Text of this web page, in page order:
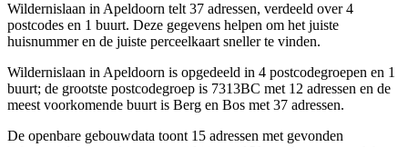
Wildernislaan in Apeldoorn telt 37 adressen, verdeeld over 4
postcodes en 1 buurt. Deze gegevens helpen om het juiste
huisnummer en de juiste perceelkaart sneller te vinden.
Wildernislaan in Apeldoorn is opgedeeld in 4 postcodegroepen en 1
buurt; de grootste postcodegroep is 7313BC met 12 adressen en de
meest voorkomende buurt is Berg en Bos met 37 adressen.
De openbare gebouwdata toont 15 adressen met gevonden